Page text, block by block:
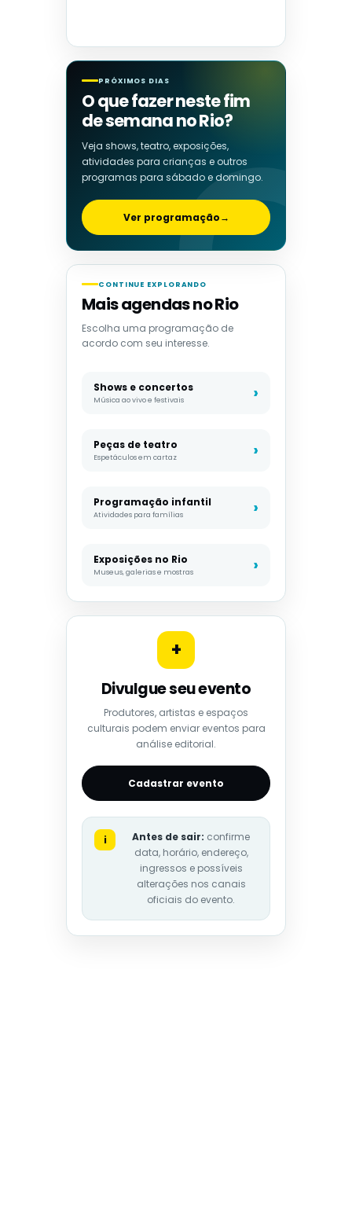
PRÓXIMOS DIAS
O que fazer neste fim
de semana no Rio?
Veja shows, teatro, exposições,
atividades para crianças e outros
programas para sábado e domingo.
Ver programação→
CONTINUE EXPLORANDO
Mais agendas no Rio
Escolha uma programação de
acordo com seu interesse.
Shows e concertos
Música ao vivo e festivais
Peças de teatro
Espetáculos em cartaz
Programação infantil
Atividades para famílias
Exposições no Rio
Museus, galerias e mostras
+
Divulgue seu evento
Produtores, artistas e espaços
culturais podem enviar eventos para
análise editorial.
Cadastrar evento
i Antes de sair: confirme
data, horário, endereço,
ingressos e possíveis
alterações nos canais
oficiais do evento.